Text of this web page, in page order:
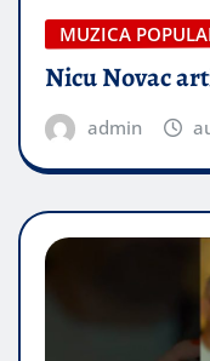
MUZICA
Nicu Novac
admin